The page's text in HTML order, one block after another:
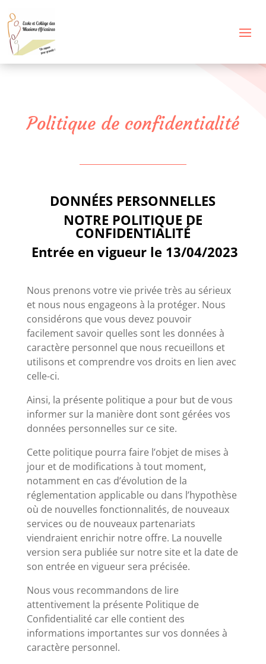
Politique de confidentialité
DONNÉES PERSONNELLES
NOTRE POLITIQUE DE
CONFIDENTIALITÉ
Entrée en vigueur le 13/04/2023
Nous prenons votre vie privée très au sérieux
et nous nous engageons à la protéger. Nous
considérons que vous devez pouvoir
facilement savoir quelles sont les données à
caractère personnel que nous recueillons et
utilisons et comprendre vos droits en lien avec
celle-ci.
Ainsi, la présente politique a pour but de vous
informer sur la manière dont sont gérées vos
données personnelles sur ce site.
Cette politique pourra faire l’objet de mises à
jour et de modifications à tout moment,
notamment en cas d’évolution de la
réglementation applicable ou dans l’hypothèse
où de nouvelles fonctionnalités, de nouveaux
services ou de nouveaux partenariats
viendraient enrichir notre offre. La nouvelle
version sera publiée sur notre site et la date de
son entrée en vigueur sera précisée.
Nous vous recommandons de lire
attentivement la présente Politique de
Confidentialité car elle contient des
informations importantes sur vos données à
caractère personnel.